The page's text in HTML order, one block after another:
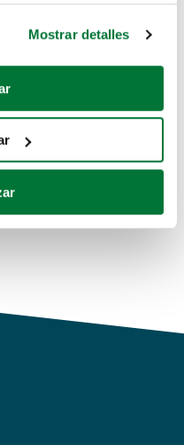
su ubicación geográfica
activamente
específicas (huellas
cómo se procesan sus
del sitio web con
publicidad y análisis
Mostrar detalles